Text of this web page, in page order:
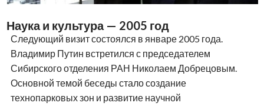
Наука и культура — 2005 год
Следующий визит состоялся в январе 2005 года.
Владимир Путин встретился с председателем
Сибирского отделения РАН Николаем Добрецовым.
Основной темой беседы стало создание
технопарковых зон и развитие научной